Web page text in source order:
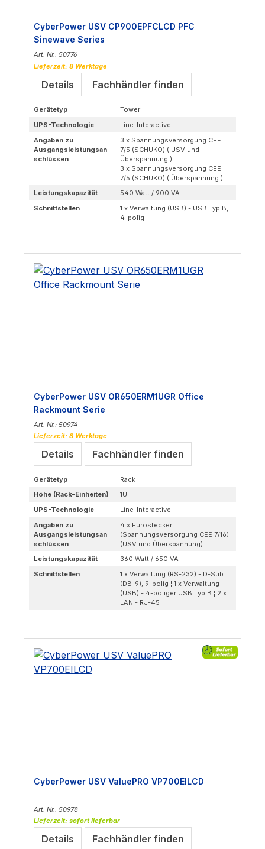
CyberPower USV CP900EPFCLCD PFC
Sinewave Series
Art. Nr.: 50776
Lieferzeit: 8 Werktage
Details Fachhändler finden
Gerätetyp
Tower
UPS-Technologie
Line-Interactive
Angaben zu
Ausgangsleistungsan
schlüssen
3 x Spannungsversorgung CEE
7/5 (SCHUKO) ( USV und
Überspannung )
3 x Spannungsversorgung CEE
7/5 (SCHUKO) ( Überspannung )
Leistungskapazität
540 Watt / 900 VA
Schnittstellen
1 x Verwaltung (USB) - USB Typ B,
4-polig
CyberPower USV OR650ERM1UGR Office
Rackmount Serie
Art. Nr.: 50974
Lieferzeit: 8 Werktage
Details Fachhändler finden
Gerätetyp
Rack
Höhe (Rack-Einheiten)
1U
UPS-Technologie
Line-Interactive
Angaben zu
Ausgangsleistungsan
schlüssen
4 x Eurostecker
(Spannungsversorgung CEE 7/16)
(USV und Überspannung)
Leistungskapazität
360 Watt / 650 VA
Schnittstellen
1 x Verwaltung (RS-232) - D-Sub
(DB-9), 9-polig ¦ 1 x Verwaltung
(USB) - 4-poliger USB Typ B ¦ 2 x
LAN - RJ-45
CyberPower USV ValuePRO VP700EILCD
Art. Nr.: 50978
Lieferzeit: sofort lieferbar
Details Fachhändler finden